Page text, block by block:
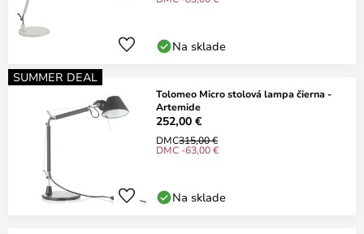
Na sklade
SUMMER DEAL
Tolomeo Micro stolová lampa čierna -
Artemide
252,00 €
DMC315,00 €
DMC -63,00 €
Na sklade